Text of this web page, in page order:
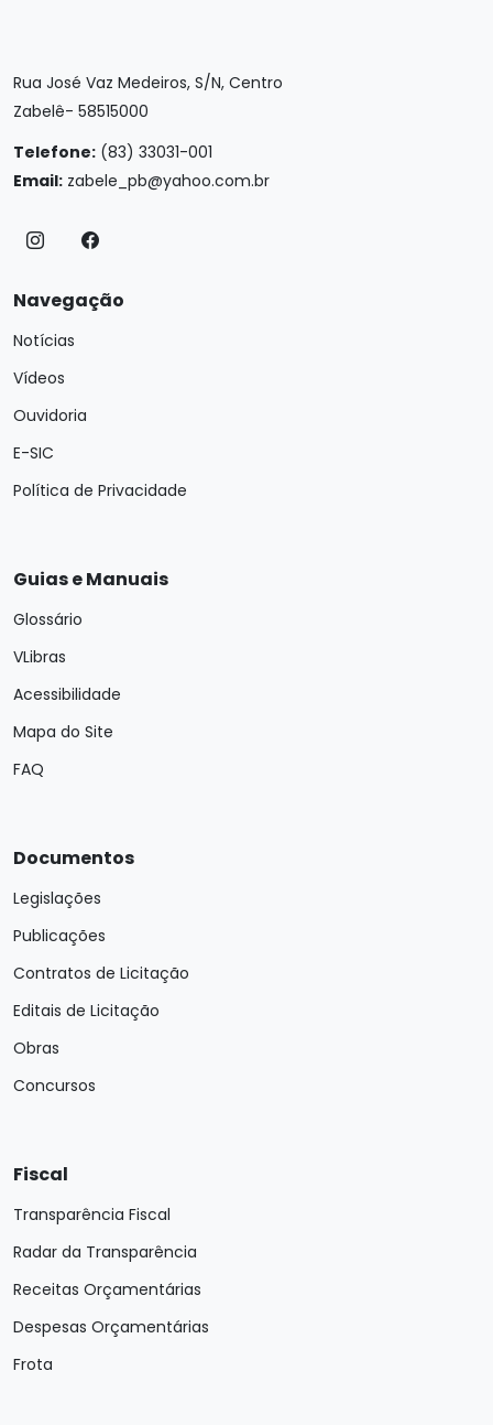
Rua José Vaz Medeiros, S/N, Centro
Zabelê- 58515000
Telefone: (83) 33031-001
Email: zabele_pb@yahoo.com.br
Navegação
Notícias
Vídeos
Ouvidoria
E-SIC
Política de Privacidade
Guias e Manuais
Glossário
VLibras
Acessibilidade
Mapa do Site
FAQ
Documentos
Legislações
Publicações
Contratos de Licitação
Editais de Licitação
Obras
Concursos
Fiscal
Transparência Fiscal
Radar da Transparência
Receitas Orçamentárias
Despesas Orçamentárias
Frota